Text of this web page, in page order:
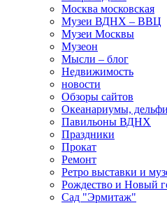
Москва московская
Музеи ВДНХ – ВВЦ
Музеи Москвы
Музеон
Мысли – блог
Недвижимость
новости
Обзоры сайтов
Океанариумы,
Павильоны ВДНХ
Праздники
Прокат
Ремонт
Ретро выставки и
Рождество и Новый
Сад "Эрмитаж"